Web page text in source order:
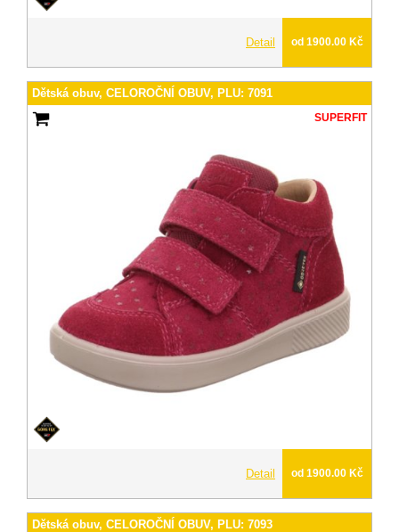
Detail od 1900.00 Kč
Dětská obuv, CELOROČNÍ OBUV, PLU: 7091
SUPERFIT
Detail od 1900.00 Kč
Dětská obuv, CELOROČNÍ OBUV, PLU: 7093